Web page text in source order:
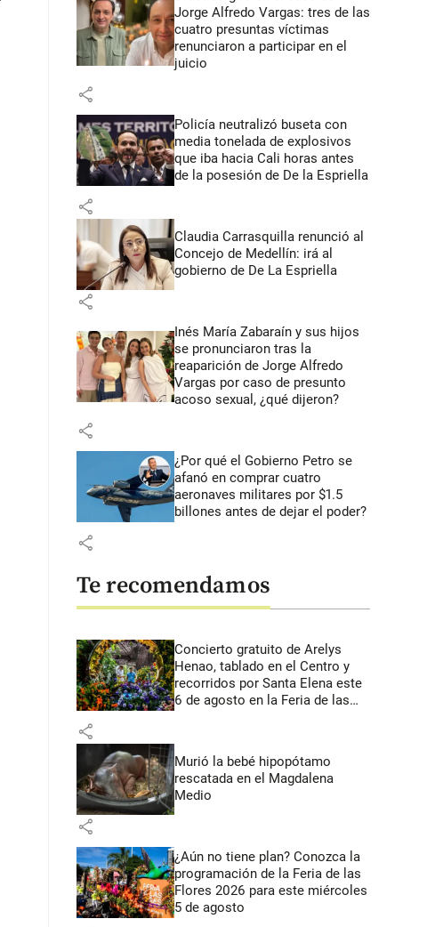
Jorge Alfredo Vargas: tres de las
cuatro presuntas víctimas
renunciaron a participar en el
juicio
share
Policía neutralizó buseta con
media tonelada de explosivos
que iba hacia Cali horas antes
de la posesión de De la Espriella
share
Claudia Carrasquilla renunció al
Concejo de Medellín: irá al
gobierno de De La Espriella
share
Inés María Zabaraín y sus hijos
se pronunciaron tras la
reaparición de Jorge Alfredo
Vargas por caso de presunto
acoso sexual, ¿qué dijeron?
share
¿Por qué el Gobierno Petro se
afanó en comprar cuatro
aeronaves militares por $1.5
billones antes de dejar el poder?
share
Te recomendamos
Concierto gratuito de Arelys
Henao, tablado en el Centro y
recorridos por Santa Elena este
6 de agosto en la Feria de las
share
Murió la bebé hipopótamo
rescatada en el Magdalena
Medio
share
¿Aún no tiene plan? Conozca la
programación de la Feria de las
Flores 2026 para este miércoles
5 de agosto